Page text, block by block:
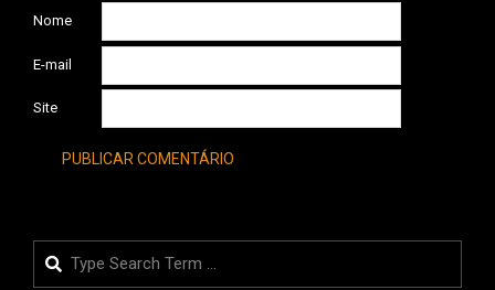
Nome
E-mail
Site
Search